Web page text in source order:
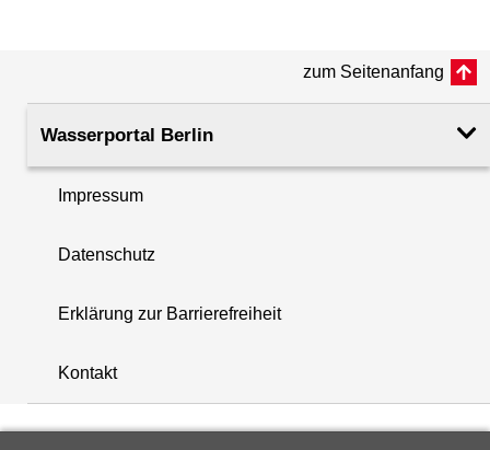
+
−
zum Seitenanfang
Wasserportal Berlin
Impressum
Datenschutz
Erklärung zur Barrierefreiheit
Kontakt